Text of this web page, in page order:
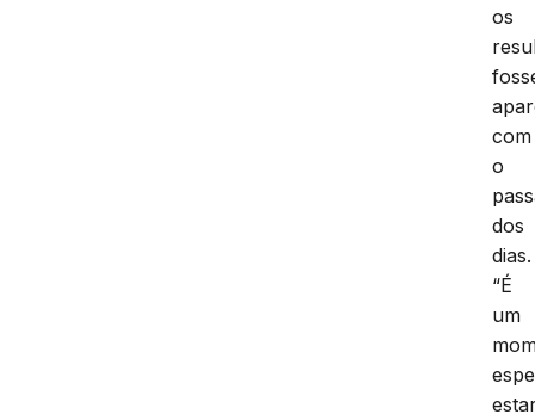
os
com
o
dos
dias.
“É
um